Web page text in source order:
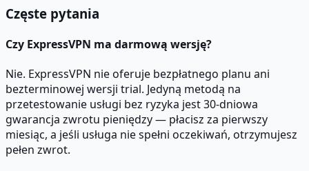
Częste pytania
Czy ExpressVPN ma darmową wersję?
Nie. ExpressVPN nie oferuje bezpłatnego planu ani
bezterminowej wersji trial. Jedyną metodą na
przetestowanie usługi bez ryzyka jest 30-dniowa
gwarancja zwrotu pieniędzy — płacisz za pierwszy
miesiąc, a jeśli usługa nie spełni oczekiwań, otrzymujesz
pełen zwrot.